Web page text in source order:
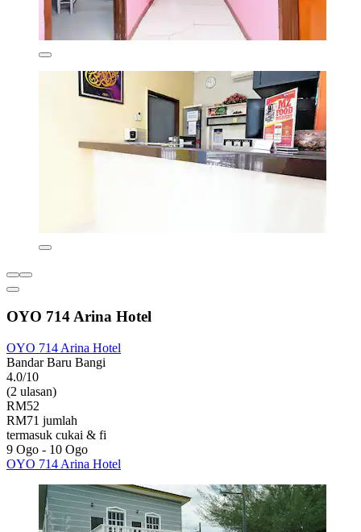
OYO 714 Arina Hotel
OYO 714 Arina Hotel
Bandar Baru Bangi
4.0/10
(2 ulasan)
RM52
RM71 jumlah
termasuk cukai & fi
9 Ogo - 10 Ogo
OYO 714 Arina Hotel